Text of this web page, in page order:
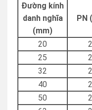
Đường kính
danh nghĩa
(mm)
PN
20
25
32
40
50